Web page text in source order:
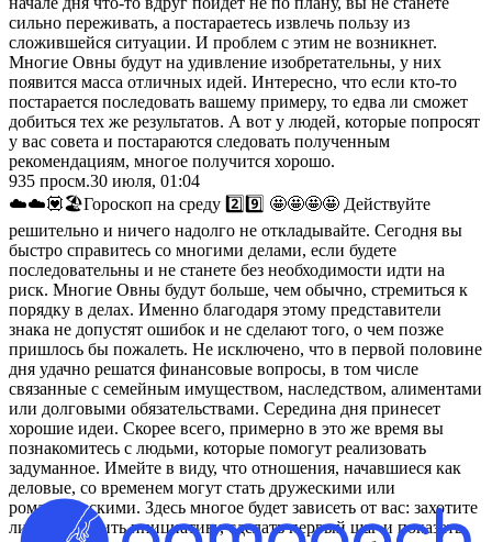
сильно переживать, а постараетесь извлечь пользу из
сложившейся ситуации. И проблем с этим не возникнет.
Многие Овны будут на удивление изобретательны, у них
появится масса отличных идей. Интересно, что если кто-то
постарается последовать вашему примеру, то едва ли сможет
добиться тех же результатов. А вот у людей, которые попросят
у вас совета и постараются следовать полученным
рекомендациям, многое получится хорошо.
935 просм.30 июля, 01:04
☁️☁️💟🏖️Гороскоп на среду 2️⃣9️⃣ 🤩🤩🤩🤩 Действуйте
решительно и ничего надолго не откладывайте. Сегодня вы
быстро справитесь со многими делами, если будете
последовательны и не станете без необходимости идти на
риск. Многие Овны будут больше, чем обычно, стремиться к
порядку в делах. Именно благодаря этому представители
знака не допустят ошибок и не сделают того, о чем позже
пришлось бы пожалеть. Не исключено, что в первой половине
дня удачно решатся финансовые вопросы, в том числе
связанные с семейным имуществом, наследством, алиментами
или долговыми обязательствами. Середина дня принесет
хорошие идеи. Скорее всего, примерно в это же время вы
познакомитесь с людьми, которые помогут реализовать
задуманное. Имейте в виду, что отношения, начавшиеся как
деловые, со временем могут стать дружескими или
романтическими. Здесь многое будет зависеть от вас: захотите
ли вы проявить инициативу, сделать первый шаг и показать